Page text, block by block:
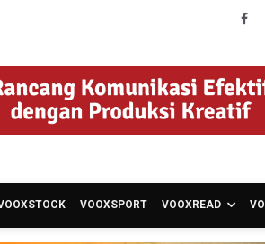
VOOXSPORT VOOXREAD